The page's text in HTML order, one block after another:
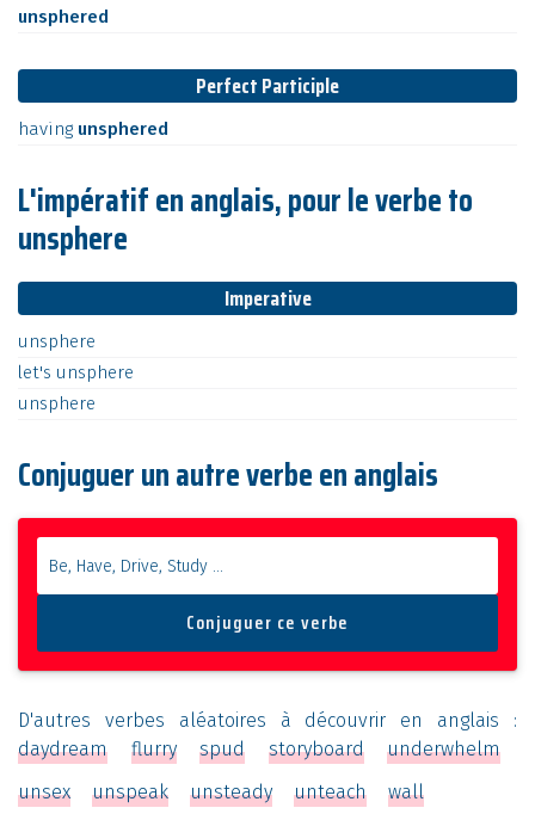
unsphered
Perfect Participle
having unsphered
L'impératif en anglais, pour le verbe to
unsphere
Imperative
unsphere
let's unsphere
unsphere
Conjuguer un autre verbe en anglais
D'autres verbes aléatoires à découvrir en anglais :
daydream
flurry spud storyboard
underwhelm
unsex
unspeak unsteady unteach wall